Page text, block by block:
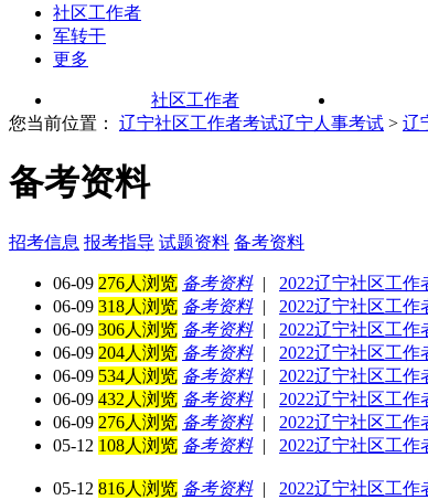
社区工作者
军转干
更多
社区工作者
您当前位置： 辽宁社区工作者考试辽宁人事考试 > 辽
备考资料
招考信息 报考指导 试题资料 备考资料
06-09 276人浏览 备考资料|
2022辽宁社区工
06-09 318人浏览 备考资料|
2022辽宁社区工
06-09 306人浏览 备考资料|
2022辽宁社区工
06-09 204人浏览 备考资料|
2022辽宁社区工
06-09 534人浏览 备考资料|
2022辽宁社区工
06-09 432人浏览 备考资料|
2022辽宁社区工
06-09 276人浏览 备考资料|
2022辽宁社区工
05-12 108人浏览 备考资料| 2022辽宁社区工
05-12 816人浏览 备考资料|
2022辽宁社区工